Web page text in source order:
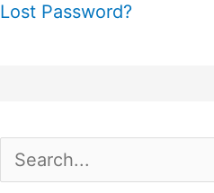
Lost Password?